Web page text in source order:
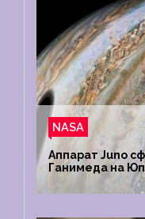
NASA
Аппарат Juno
Ганимеда на